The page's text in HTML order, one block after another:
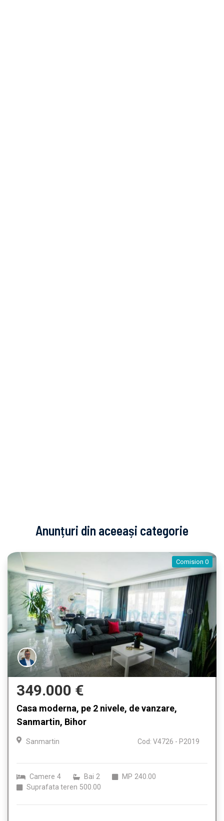
Anunțuri din aceeași categorie
Comision 0
349.000 €
Casa moderna, pe 2 nivele, de vanzare,
Sanmartin, Bihor
Sanmartin Cod: V4726 - P2019
Camere 4 Bai 2 MP 240.00
Suprafata teren 500.00